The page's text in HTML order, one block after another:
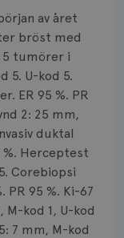
av året
bröst med
5 tumörer i
5. U-kod 5.
ER 95 %. PR
2: 25 mm,
duktal
%. Herceptest
Corebiopsi
PR 95 %. Ki-67
M-kod 1, U-kod
7 mm, M-kod